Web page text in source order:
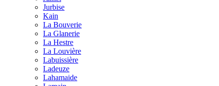
Jurbise
Kain
La Bouverie
La Glanerie
La Hestre
La Louvière
Labuissière
Ladeuze
Lahamaide